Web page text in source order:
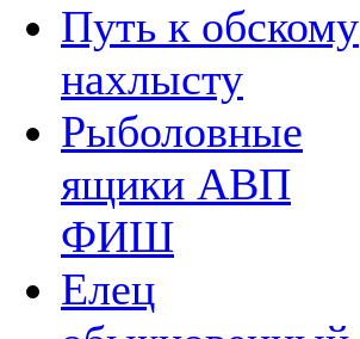
Путь к обскому
нахлысту
Рыболовные
ящики АВП
ФИШ
Елец